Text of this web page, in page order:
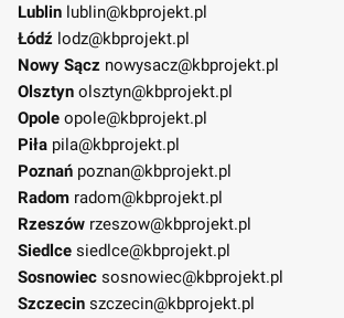
Lublin lublin@kbprojekt.pl
Łódź lodz@kbprojekt.pl
Nowy Sącz nowysacz@kbprojekt.pl
Olsztyn olsztyn@kbprojekt.pl
Opole opole@kbprojekt.pl
Piła pila@kbprojekt.pl
Poznań poznan@kbprojekt.pl
Radom radom@kbprojekt.pl
Rzeszów rzeszow@kbprojekt.pl
Siedlce siedlce@kbprojekt.pl
Sosnowiec sosnowiec@kbprojekt.pl
Szczecin szczecin@kbprojekt.pl